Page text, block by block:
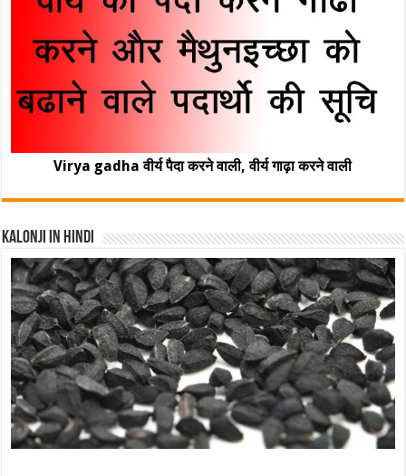
Virya gadha वीर्य पैदा करने वाली, वीर्य गाढ़ा करने वाली
Kalonji In Hindi